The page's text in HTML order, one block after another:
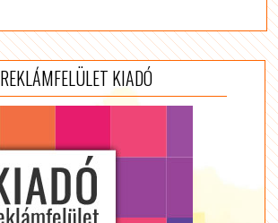
REKLÁMFELÜLET KIADÓ